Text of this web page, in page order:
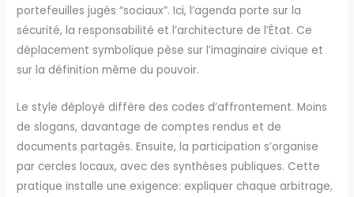
portefeuilles jugés “sociaux”. Ici, l’agenda porte sur la
sécurité, la responsabilité et l’architecture de l’État. Ce
déplacement symbolique pèse sur l’imaginaire civique et
sur la définition même du pouvoir.
Le style déployé diffère des codes d’affrontement. Moins
de slogans, davantage de comptes rendus et de
documents partagés. Ensuite, la participation s’organise
par cercles locaux, avec des synthèses publiques. Cette
pratique installe une exigence: expliquer chaque arbitrage,